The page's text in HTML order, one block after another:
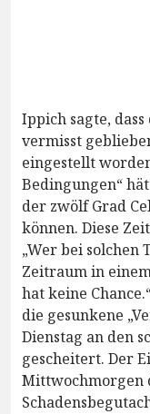
Ippich sagte,
vermisst
eingestellt
Bedingungen“
der zwölf Grad
können. Diese
„Wer bei solchen
Zeitraum in
hat keine
die gesunkene
Dienstag an den
gescheitert. Der
Mittwochmorgen